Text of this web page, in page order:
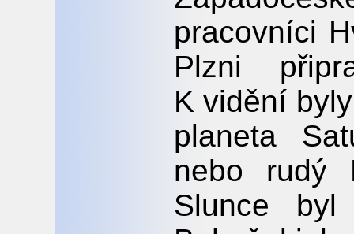
pracovníci
Plzni
K vidění
planeta
nebo rudý
Slunce byl